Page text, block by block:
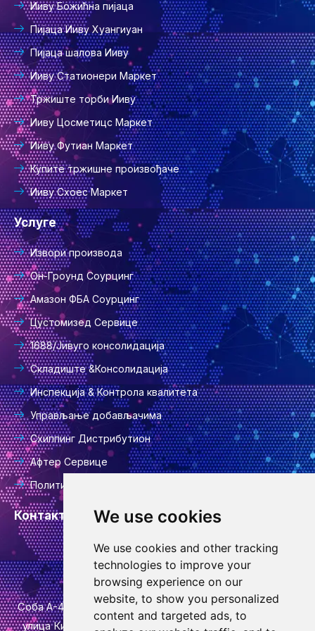
We use cookies
We use cookies and other tracking
technologies to improve your
browsing experience on our
website, to show you personalized
content and targeted ads, to
Ииву Божићна пијаца
Пијаца Ииву Хуангиуан
Пијаца шалова Ииву
Ииву Статионери Маркет
Тржиште торби Ииву
Ииву Цосметицс Маркет
Ииву Футиан Маркет
Купите тржишне произвођаче
Ииву Схоес Маркет
Услуге
Извори производа
Он-Гроунд Соурцинг
Амазон ФБА Соурцинг
Цустомизед Сервице
1688/Јивуго консолидација
Складиште &Консолидација
Инспекција & Контрола квалитета
Управљање добављачима
Схиппинг Дистрибутион
Афтер Сервице
Политика приватности
Контакт информације
инфо@гоодцансоурцинг.цом
Соба А-4-420, 4. спрат, зграда 1, бр. 778, улица Јинфан,
улица Киубин, округ Вуцхенг, град Јинхуа, провинција